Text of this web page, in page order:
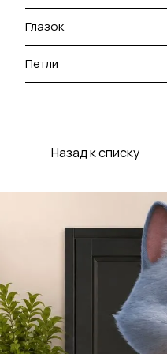
Глазок
Петли
Назад к списку